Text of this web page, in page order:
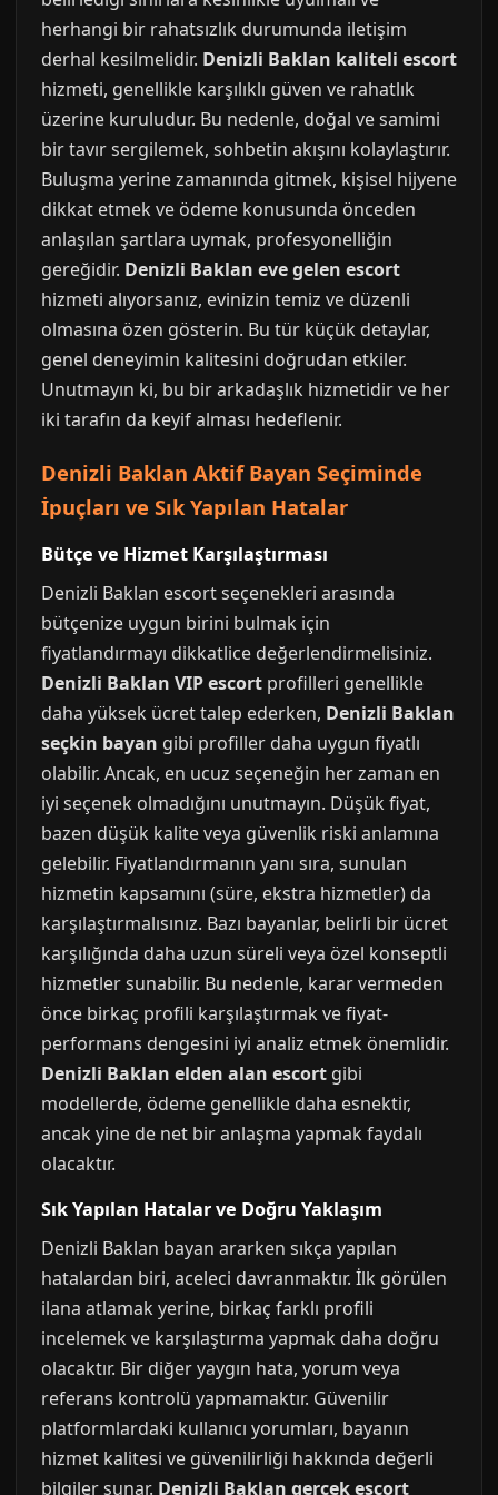
herhangi bir rahatsızlık durumunda iletişim
derhal kesilmelidir. Denizli Baklan kaliteli escort
hizmeti, genellikle karşılıklı güven ve rahatlık
üzerine kuruludur. Bu nedenle, doğal ve samimi
bir tavır sergilemek, sohbetin akışını kolaylaştırır.
Buluşma yerine zamanında gitmek, kişisel hijyene
dikkat etmek ve ödeme konusunda önceden
anlaşılan şartlara uymak, profesyonelliğin
gereğidir. Denizli Baklan eve gelen escort
hizmeti alıyorsanız, evinizin temiz ve düzenli
olmasına özen gösterin. Bu tür küçük detaylar,
genel deneyimin kalitesini doğrudan etkiler.
Unutmayın ki, bu bir arkadaşlık hizmetidir ve her
iki tarafın da keyif alması hedeflenir.
Denizli Baklan Aktif Bayan Seçiminde
İpuçları ve Sık Yapılan Hatalar
Bütçe ve Hizmet Karşılaştırması
Denizli Baklan escort seçenekleri arasında
bütçenize uygun birini bulmak için
fiyatlandırmayı dikkatlice değerlendirmelisiniz.
Denizli Baklan VIP escort profilleri genellikle
daha yüksek ücret talep ederken, Denizli Baklan
seçkin bayan gibi profiller daha uygun fiyatlı
olabilir. Ancak, en ucuz seçeneğin her zaman en
iyi seçenek olmadığını unutmayın. Düşük fiyat,
bazen düşük kalite veya güvenlik riski anlamına
gelebilir. Fiyatlandırmanın yanı sıra, sunulan
hizmetin kapsamını (süre, ekstra hizmetler) da
karşılaştırmalısınız. Bazı bayanlar, belirli bir ücret
karşılığında daha uzun süreli veya özel konseptli
hizmetler sunabilir. Bu nedenle, karar vermeden
önce birkaç profili karşılaştırmak ve fiyat-
performans dengesini iyi analiz etmek önemlidir.
Denizli Baklan elden alan escort gibi
modellerde, ödeme genellikle daha esnektir,
ancak yine de net bir anlaşma yapmak faydalı
olacaktır.
Sık Yapılan Hatalar ve Doğru Yaklaşım
Denizli Baklan bayan ararken sıkça yapılan
hatalardan biri, aceleci davranmaktır. İlk görülen
ilana atlamak yerine, birkaç farklı profili
incelemek ve karşılaştırma yapmak daha doğru
olacaktır. Bir diğer yaygın hata, yorum veya
referans kontrolü yapmamaktır. Güvenilir
platformlardaki kullanıcı yorumları, bayanın
hizmet kalitesi ve güvenilirliği hakkında değerli
bilgiler sunar. Denizli Baklan gerçek escort